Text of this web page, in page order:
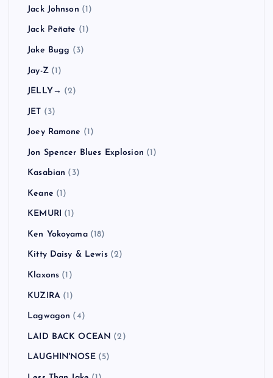
Jack Johnson (1)
Jack Peñate (1)
Jake Bugg (3)
Jay-Z(1)
JELLY→ (2)
JET (3)
Joey Ramone (1)
Jon Spencer Blues Explosion (1)
Kasabian (3)
Keane (1)
KEMURI (1)
Ken Yokoyama(18)
Kitty Daisy & Lewis(2)
Klaxons (1)
KUZIRA(1)
Lagwagon (4)
LAID BACK OCEAN (2)
LAUGHIN'NOSE(5)